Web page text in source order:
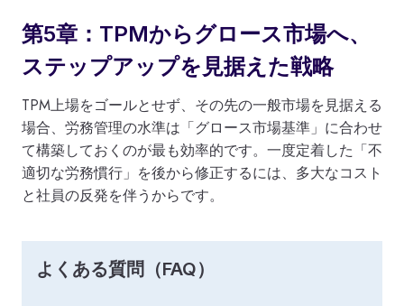
第5章：TPMからグロース市場へ、
ステップアップを見据えた戦略
TPM上場をゴールとせず、その先の一般市場を見据える
場合、労務管理の水準は「グロース市場基準」に合わせ
て構築しておくのが最も効率的です。一度定着した「不
適切な労務慣行」を後から修正するには、多大なコスト
と社員の反発を伴うからです。
よくある質問（FAQ）